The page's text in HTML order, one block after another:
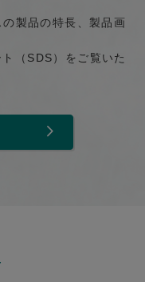
製品の特長、製品画
（SDS）をご覧いた